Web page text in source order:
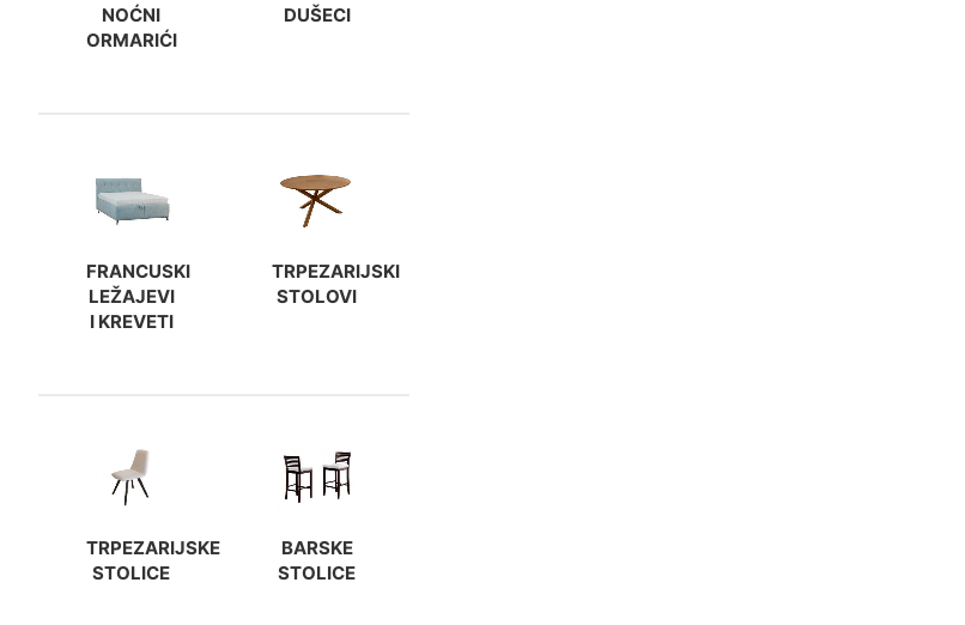
NOĆNI
ORMARIĆI
DUŠECI
FRANCUSKI
LEŽAJEVI
I KREVETI
TRPEZARIJSKI
STOLOVI
TRPEZARIJSKE
STOLICE
BARSKE
STOLICE